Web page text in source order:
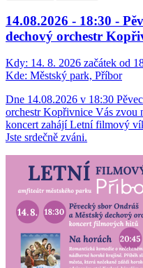
14.08.2026 - 18:30 -
dechový orchestr
Kdy: 14. 8. 2026 začátek od
Kde: Městský park, Příbor
Dne 14.08.2026 v 18:30
orchestr Kopřivnice Vás zvou
koncert zahájí Letní filmový
Jste srdečně zváni.